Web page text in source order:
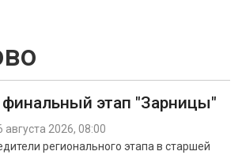
этап "Зарницы"
августа 2026, 08:00
регионального этапа в старшей